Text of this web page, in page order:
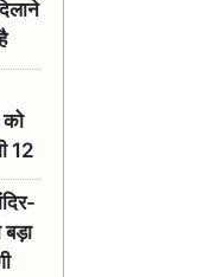
की
12
बड़ा